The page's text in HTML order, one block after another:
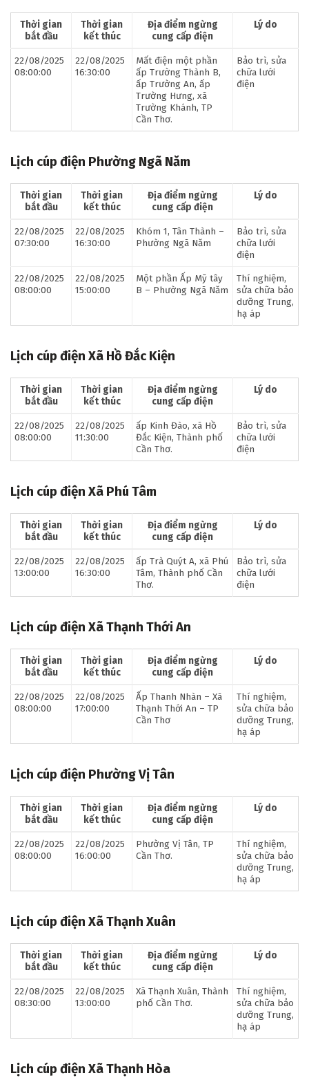
Thời gian
bắt đầu
Thời gian
kết thúc
Địa điểm ngừng
cung cấp điện
Lý do
22/08/2025
08:00:00
22/08/2025
16:30:00
Mất điện một phần
ấp Trường Thành B,
ấp Trường An, ấp
Trường Hưng, xã
Trường Khánh, TP
Cần Thơ.
Bảo trì, sửa
chữa lưới
điện
Lịch cúp điện Phường Ngã Năm
Thời gian
bắt đầu
Thời gian
kết thúc
Địa điểm ngừng
cung cấp điện
Lý do
22/08/2025
07:30:00
22/08/2025
16:30:00
Khóm 1, Tân Thành –
Phường Ngã Năm
Bảo trì, sửa
chữa lưới
điện
22/08/2025
08:00:00
22/08/2025
15:00:00
Một phần Ấp Mỹ tây
B – Phường Ngã Năm
Thí nghiệm,
sửa chữa bảo
dưỡng Trung,
hạ áp
Lịch cúp điện Xã Hồ Đắc Kiện
Thời gian
bắt đầu
Thời gian
kết thúc
Địa điểm ngừng
cung cấp điện
Lý do
22/08/2025
08:00:00
22/08/2025
11:30:00
ấp Kinh Đào, xã Hồ
Đắc Kiện, Thành phố
Cần Thơ.
Bảo trì, sửa
chữa lưới
điện
Lịch cúp điện Xã Phú Tâm
Thời gian
bắt đầu
Thời gian
kết thúc
Địa điểm ngừng
cung cấp điện
Lý do
22/08/2025
13:00:00
22/08/2025
16:30:00
ấp Trà Quýt A, xã Phú
Tâm, Thành phố Cần
Thơ.
Bảo trì, sửa
chữa lưới
điện
Lịch cúp điện Xã Thạnh Thới An
Thời gian
bắt đầu
Thời gian
kết thúc
Địa điểm ngừng
cung cấp điện
Lý do
22/08/2025
08:00:00
22/08/2025
17:00:00
Ấp Thanh Nhàn – Xã
Thạnh Thới An – TP
Cần Thơ
Thí nghiệm,
sửa chữa bảo
dưỡng Trung,
hạ áp
Lịch cúp điện Phường Vị Tân
Thời gian
bắt đầu
Thời gian
kết thúc
Địa điểm ngừng
cung cấp điện
Lý do
22/08/2025
08:00:00
22/08/2025
16:00:00
Phường Vị Tân, TP
Cần Thơ.
Thí nghiệm,
sửa chữa bảo
dưỡng Trung,
hạ áp
Lịch cúp điện Xã Thạnh Xuân
Thời gian
bắt đầu
Thời gian
kết thúc
Địa điểm ngừng
cung cấp điện
Lý do
22/08/2025
08:30:00
22/08/2025
13:00:00
Xã Thạnh Xuân, Thành
phố Cần Thơ.
Thí nghiệm,
sửa chữa bảo
dưỡng Trung,
hạ áp
Lịch cúp điện Xã Thạnh Hòa